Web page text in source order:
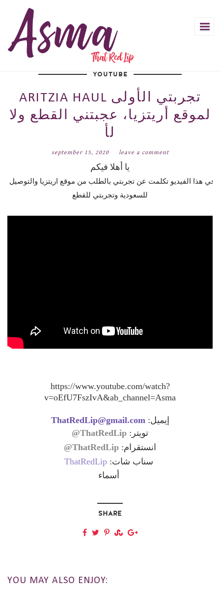
YOUTUBE
ARITZIA HAUL تجربتي الأولى
لموقع أريتزيا، عجبتني القطع ولا
لأ
september 15, 2020 leave a comment
يا أهلا فيكم
للسعودية وتجربتي للقطع
https://www.youtube.com/watch?
v=oEfU7FszIvA&ab_channel=Asma
إيميل:ThatRedLip@gmail.com
تويتر: ThatRedLip@
انستقرام: ThatRedLip@
سناب شات: ThatRedLip
أسماء
SHARE
YOU MAY ALSO ENJOY: